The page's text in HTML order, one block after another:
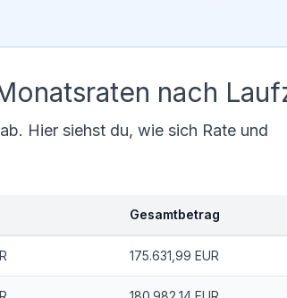
nach
Hier siehst du, wie sich Rate und
Gesamtbetrag
175.631,99 EUR